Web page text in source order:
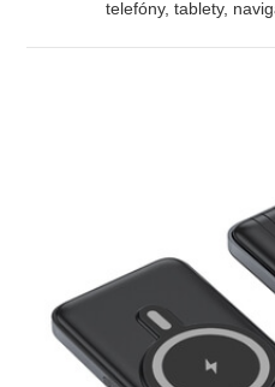
telefóny, tablety,